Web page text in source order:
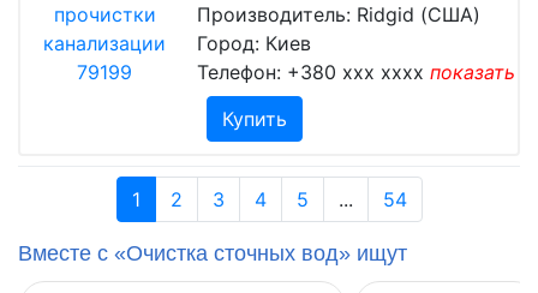
Производитель: Ridgid (США)
Город: Киев
Телефон: +380 xxx xxxx показать
Купить
1 2 3 4 5 ... 54
Вместе с «Очистка сточных вод» ищут